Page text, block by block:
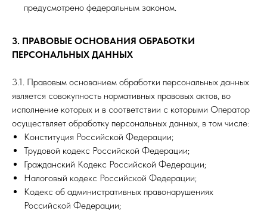
предусмотрено федеральным законом.
3. ПРАВОВЫЕ ОСНОВАНИЯ ОБРАБОТКИ
ПЕРСОНАЛЬНЫХ ДАННЫХ
3.1. Правовым основанием обработки персональных данных
является совокупность нормативных правовых актов, во
исполнение которых и в соответствии с которыми Оператор
осуществляет обработку персональных данных, в том числе:
Конституция Российской Федерации;
Трудовой кодекс Российской Федерации;
Гражданский Кодекс Российской Федерации;
Налоговый кодекс Российской Федерации;
Кодекс об административных правонарушениях
Российской Федерации;